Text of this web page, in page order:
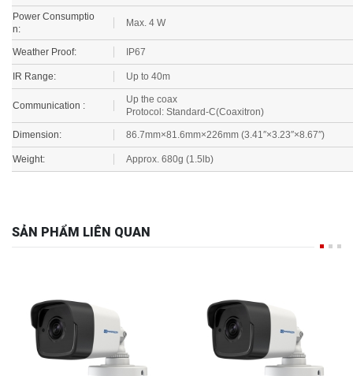
Power Consumptio
n:
Weather Proof: IP67
IR Range: Up to 40m
Up the coax
Protocol: Standard-C(Coaxitron)
Dimension: 86.7mm×81.6mm×226mm (3.41″×3.23″×8.67″)
Weight: Approx. 680g (1.5lb)
SẢN PHẨM LIÊN QUAN